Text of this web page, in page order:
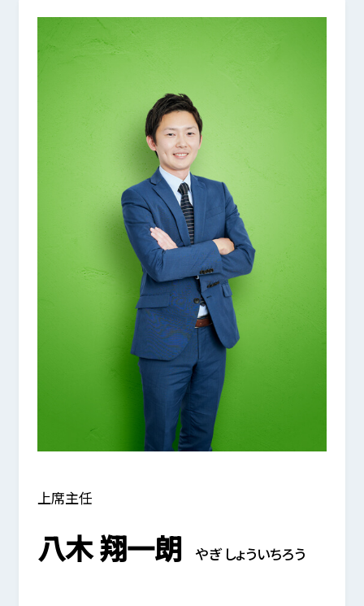
上席主任
八木 翔一朗 やぎ しょういちろう